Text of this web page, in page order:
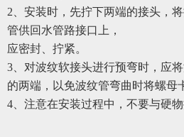
2 、安装时，先拧下两端的接头，
管供回水管路接口上，
应密封、拧紧。
3 、对波纹软接头进行预弯时，应
的两端，以免波纹管弯曲时将螺母
4 、注意在安装过程中，不要与硬